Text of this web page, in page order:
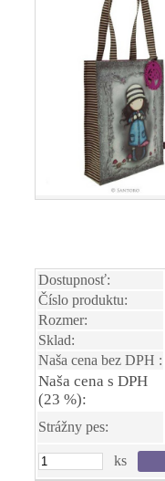
Dostupnosť:
Číslo produktu:
Rozmer:
Sklad:
Naša cena bez DPH :
Naša cena s DPH
(23 %):
Strážny pes:
ks